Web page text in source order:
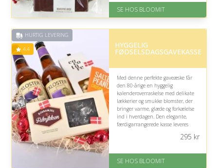
På lager
Levering: samme dag eller efter
Fremragende Trustpilot rating
SE HOS BLOOMIT
HURTIG LEVERING
4.4 HYGGELIG
FØDSELSDAGSGAVEKASSE
Med denne perfekte gaveæske får
den 80-årige en hyggelig
kalenderoverraskelse med delikate
lækkerier og smukke blomster, der
bringer varme, glæde og forkælelse
ind i hverdagen. Den elegante,
færdigarrangerede kasse leveres
På lager
Levering: samme dag eller efter
295 kr
SE HOS BLOOMIT